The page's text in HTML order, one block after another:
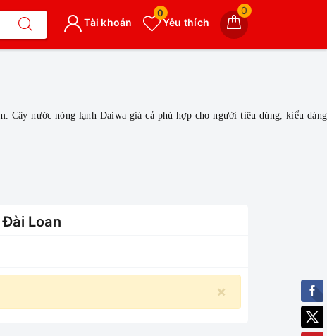
0
Yêu thích
0
Tài khoản
nước nóng lạnh Daiwa giá cả phù hợp cho người tiêu dùng, kiểu dáng
Loan
×